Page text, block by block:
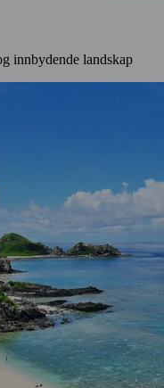
innbydende landskap